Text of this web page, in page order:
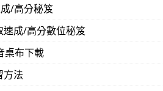
成/高分秘笈
速成/高分數位秘笈
桌布下載
方法